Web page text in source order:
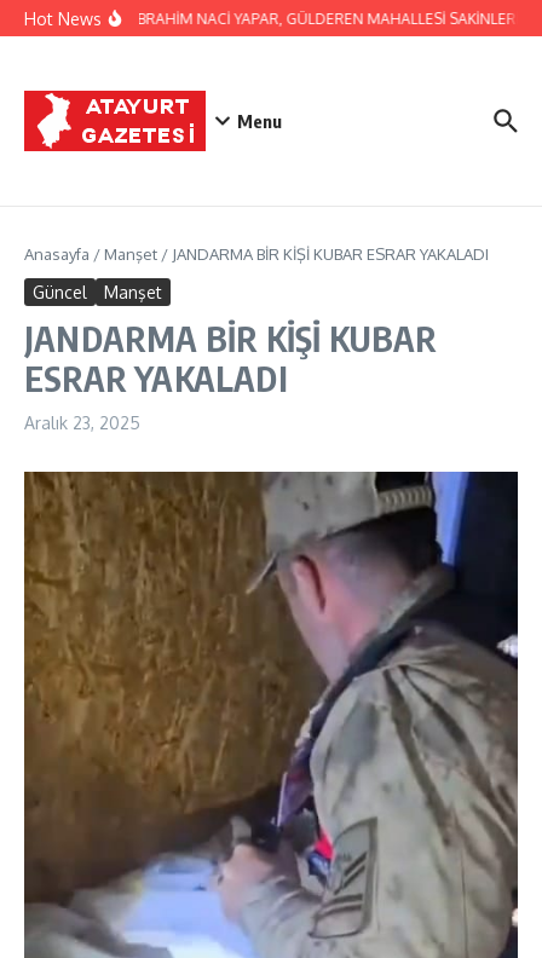
İçeriğe atla
Hot NewsBAŞKAN İBRAHİM NACİ YAPAR, GÜLDEREN MAHALLESİ SAKİNLERİNİ
Menu
Anasayfa / Manşet / JANDARMA BİR KİŞİ KUBAR ESRAR YAKALADI
Güncel Manşet
JANDARMA BİR KİŞİ KUBAR
ESRAR YAKALADI
Aralık 23, 2025